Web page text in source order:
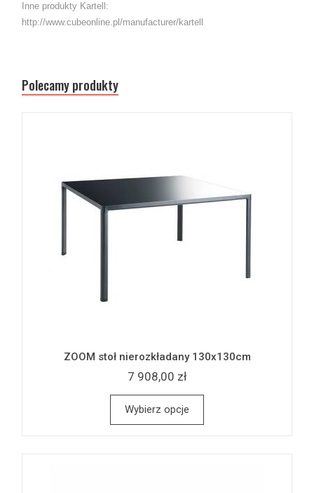
Inne produkty Kartell:
http://www.cubeonline.pl/manufacturer/kartell
Polecamy produkty
ZOOM stoł nierozkładany 130x130cm
7 908,00 zł
Wybierz opcje